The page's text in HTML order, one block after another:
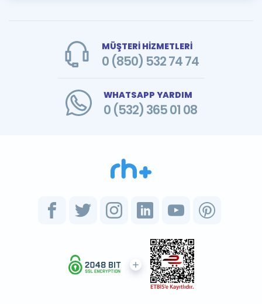
MÜŞTERİ HİZMETLERİ
0 (850) 532 74 74
WHATSAPP YARDIM
0 (532) 365 01 08